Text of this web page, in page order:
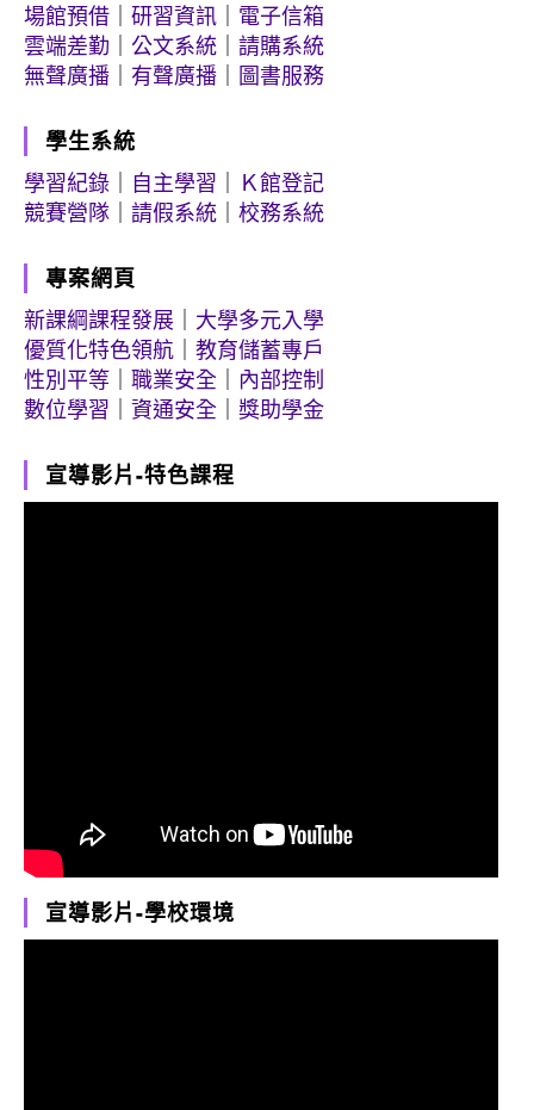
場館預借
研習資訊
電子信箱
雲端差勤
公文系統
請購系統
無聲廣播
有聲廣播 圖書服務
學生系統
學習紀錄
自主學習
Ｋ館登記
競賽營隊
請假系統 校務系統
專案網頁
新課綱課程發展
大學多元入學
優質化特色領航
教育儲蓄專戶
性別平等
職業安全
內部控制
數位學習
資通安全 獎助學金
宣導影片-特色課程
宣導影片-學校環境